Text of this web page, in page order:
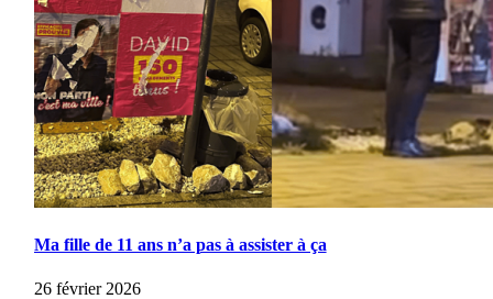
Ma fille de 11 ans n’a pas à assister à ça
26 février 2026